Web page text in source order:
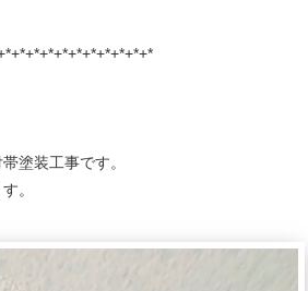
塗装工事です。
。